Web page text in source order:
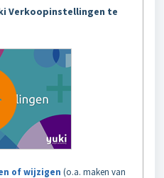
Verkoopinstellingen te
of wijzigen (o.a. maken van